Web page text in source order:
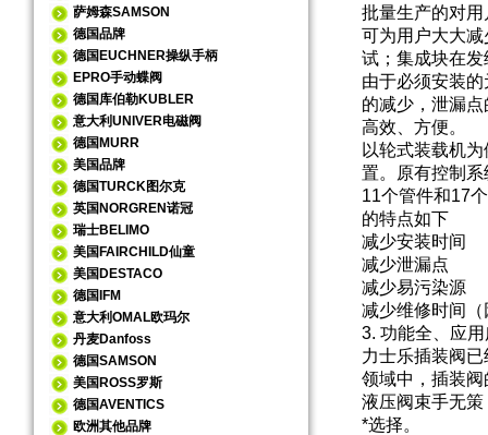
萨姆森SAMSON
德国品牌
德国EUCHNER操纵手柄
EPRO手动蝶阀
德国库伯勒KUBLER
意大利UNIVER电磁阀
德国MURR
美国品牌
德国TURCK图尔克
英国NORGREN诺冠
瑞士BELIMO
美国FAIRCHILD仙童
美国DESTACO
德国IFM
意大利OMAL欧玛尔
丹麦Danfoss
德国SAMSON
美国ROSS罗斯
德国AVENTICS
欧洲其他品牌
批量生产的对
可为用户大大
试；集成块在
由于必须安装
的减少，泄漏
高效、方便。
以轮式装载机
置。原有控制
11个管件和17
的特点如下
减少安装时间
减少泄漏点
减少易污染源
减少维修时间
3. 功能全、应
力士乐插装阀
领域中，插装
液压阀束手无
*选择。